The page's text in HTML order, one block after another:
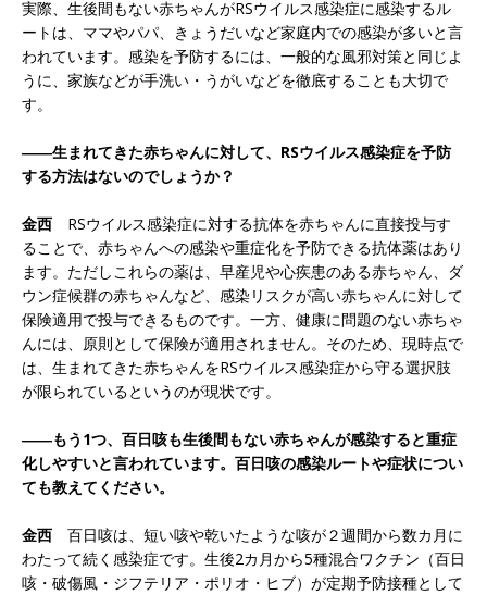
実際、生後間もない赤ちゃんがRSウイルス感染症に感染するル
ートは、ママやパパ、きょうだいなど家庭内での感染が多いと言
われています。感染を予防するには、一般的な風邪対策と同じよ
うに、家族などが手洗い・うがいなどを徹底することも大切で
す。
――生まれてきた赤ちゃんに対して、RSウイルス感染症を予防
する方法はないのでしょうか？
金西 RSウイルス感染症に対する抗体を赤ちゃんに直接投与す
ることで、赤ちゃんへの感染や重症化を予防できる抗体薬はあり
ます。ただしこれらの薬は、早産児や心疾患のある赤ちゃん、ダ
ウン症候群の赤ちゃんなど、感染リスクが高い赤ちゃんに対して
保険適用で投与できるものです。一方、健康に問題のない赤ちゃ
んには、原則として保険が適用されません。そのため、現時点で
は、生まれてきた赤ちゃんをRSウイルス感染症から守る選択肢
が限られているというのが現状です。
――もう1つ、百日咳も生後間もない赤ちゃんが感染すると重症
化しやすいと言われています。百日咳の感染ルートや症状につい
ても教えてください。
金西 百日咳は、短い咳や乾いたような咳が２週間から数カ月に
わたって続く感染症です。生後2カ月から5種混合ワクチン（百日
咳・破傷風・ジフテリア・ポリオ・ヒブ）が定期予防接種として